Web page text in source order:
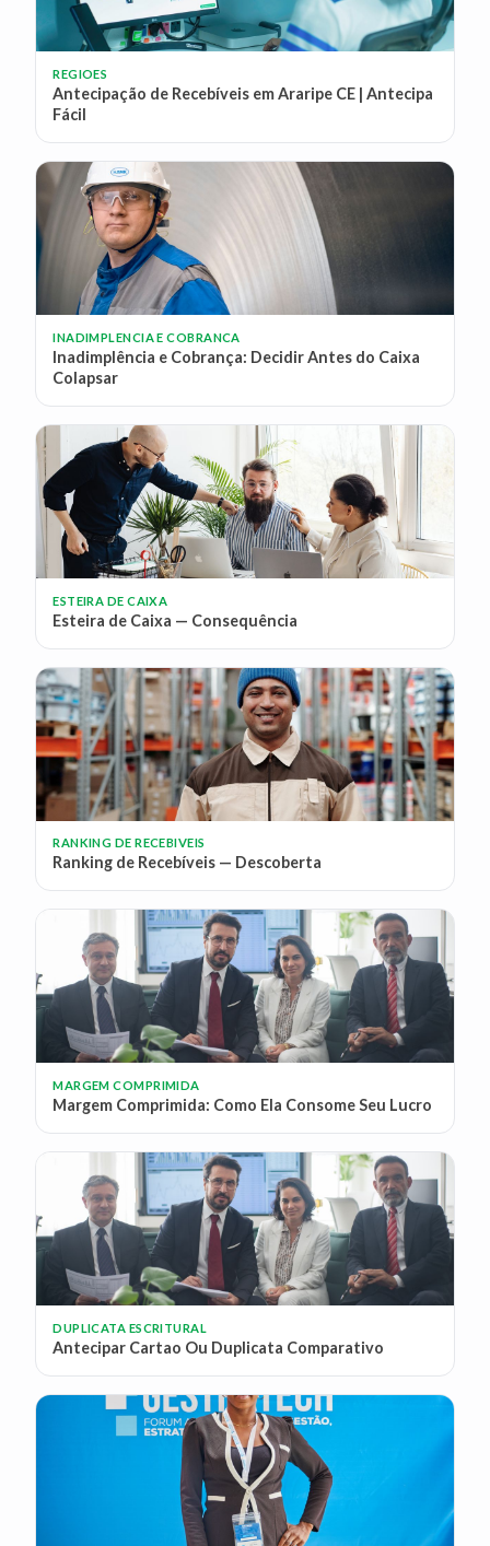
REGIOES
Antecipação de Recebíveis em Araripe CE | Antecipa
Fácil
INADIMPLENCIA E COBRANCA
Inadimplência e Cobrança: Decidir Antes do Caixa
Colapsar
ESTEIRA DE CAIXA
Esteira de Caixa — Consequência
RANKING DE RECEBIVEIS
Ranking de Recebíveis — Descoberta
MARGEM COMPRIMIDA
Margem Comprimida: Como Ela Consome Seu Lucro
DUPLICATA ESCRITURAL
Antecipar Cartao Ou Duplicata Comparativo